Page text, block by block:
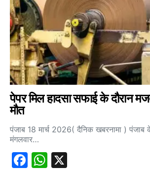
पेपर मिल हादसा सफाई के दौरान
मौत
पंजाब 18 मार्च 2026( दैनिक खबरनामा ) पंजाब
मंगलवार…
Facebook
WhatsApp